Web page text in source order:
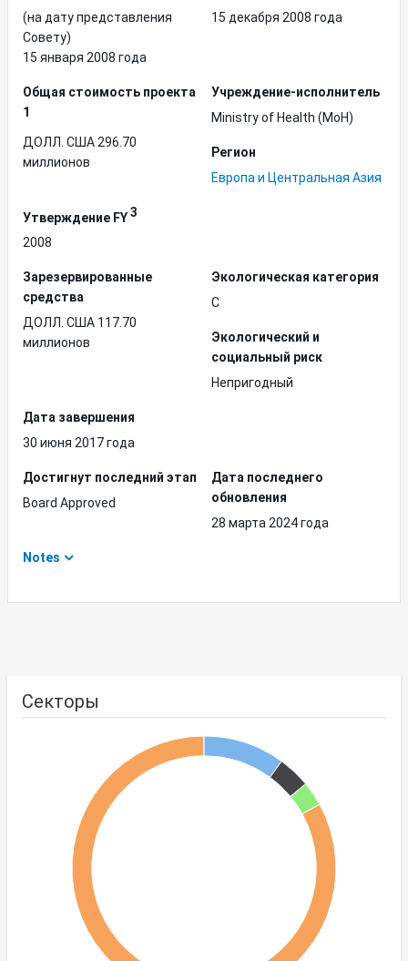
(на дату представления
Совету)
15 января 2008 года
15 декабря 2008 года
Общая стоимость проекта
1
ДОЛЛ. США 296.70
миллионов
Учреждение-исполнитель
Ministry of Health (MoH)
Регион
Европа и Центральная Азия
Утверждение FY3
2008
Зарезервированные
средства
ДОЛЛ. США 117.70
миллионов
Экологическая категория
C
Экологический и
социальный риск
Непригодный
Дата завершения
30 июня 2017 года
Достигнут последний этап
Board Approved
Дата последнего
обновления
28 марта 2024 года
Notes
Секторы